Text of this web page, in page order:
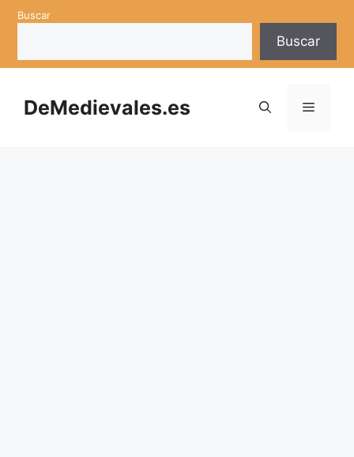
SaltarBuscar
Buscar
DeMedievales.es Menú